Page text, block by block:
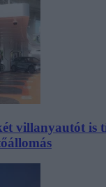
villanyautót is